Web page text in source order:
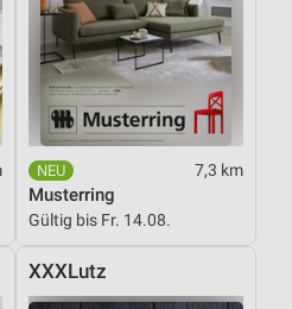
7,3 km
Musterring
Gültig bis Fr. 14.08.
XXXLutz
Statistiken oder
verschiedenen
der Angebote
zur Auswahl von